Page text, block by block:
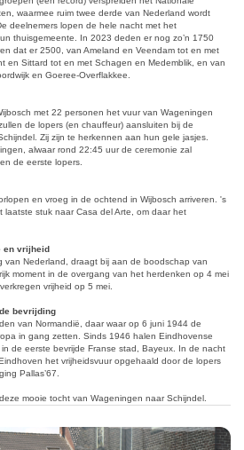
waarmee ruim twee derde van Nederland wordt
deelnemers lopen de hele nacht met het
thuisgemeente. In 2023 deden er nog zo’n 1750
dat er 2500, van Ameland en Veendam tot en met
en Sittard tot en met Schagen en Medemblik, en van
en Goeree-Overflakkee.
met 22 personen het vuur van Wageningen
de lopers (en chauffeur) aansluiten bij de
Zij zijn te herkennen aan hun gele jasjes.
alwaar rond 22:45 uur de ceremonie zal
de eerste lopers.
en vroeg in de ochtend in Wijbosch arriveren. 's
laatste stuk naar Casa del Arte, om daar het
en vrijheid
van Nederland, draagt bij aan de boodschap van
moment in de overgang van het herdenken op 4 mei
vrijheid op 5 mei.
bevrijding
van Normandië, daar waar op 6 juni 1944 de
in gang zetten. Sinds 1946 halen Eindhovense
de eerste bevrijde Franse stad, Bayeux. In de nacht
het vrijheidsvuur opgehaald door de lopers
Pallas’67.
mooie tocht van Wageningen naar Schijndel.